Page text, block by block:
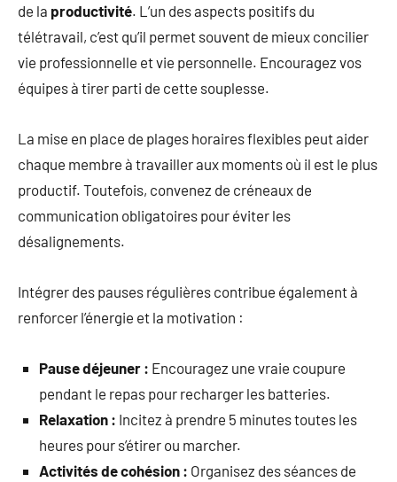
de la productivité. L’un des aspects positifs du
télétravail, c’est qu’il permet souvent de mieux concilier
vie professionnelle et vie personnelle. Encouragez vos
équipes à tirer parti de cette souplesse.
La mise en place de plages horaires flexibles peut aider
chaque membre à travailler aux moments où il est le plus
productif. Toutefois, convenez de créneaux de
communication obligatoires pour éviter les
désalignements.
Intégrer des pauses régulières contribue également à
renforcer l’énergie et la motivation :
Pause déjeuner : Encouragez une vraie coupure
pendant le repas pour recharger les batteries.
Relaxation : Incitez à prendre 5 minutes toutes les
heures pour s’étirer ou marcher.
Activités de cohésion : Organisez des séances de